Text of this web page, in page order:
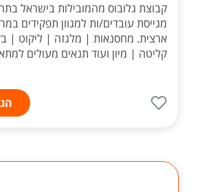
קבוצת גלובוס מהמובילות בישראל
מגייסת עובדים/ות למגוון תפקידים
ארצית. מחסנאות | מלגזה | ליקוט |
קליטה | מיון ועוד תנאים מעולים